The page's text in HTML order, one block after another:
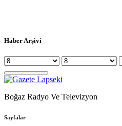
Haber Arşivi
Boğaz Radyo Ve Televizyon
Sayfalar